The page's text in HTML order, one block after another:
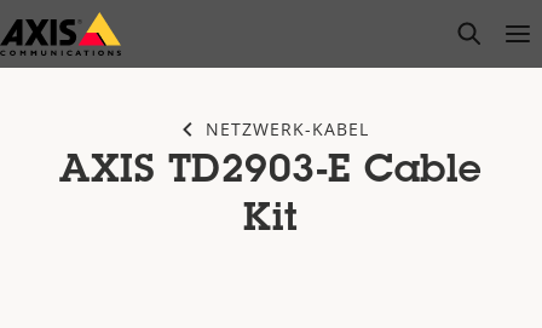
Zum
Hauptinhalt
open
NETZWERK-KABEL
AXIS TD2903-E Cable
Kit